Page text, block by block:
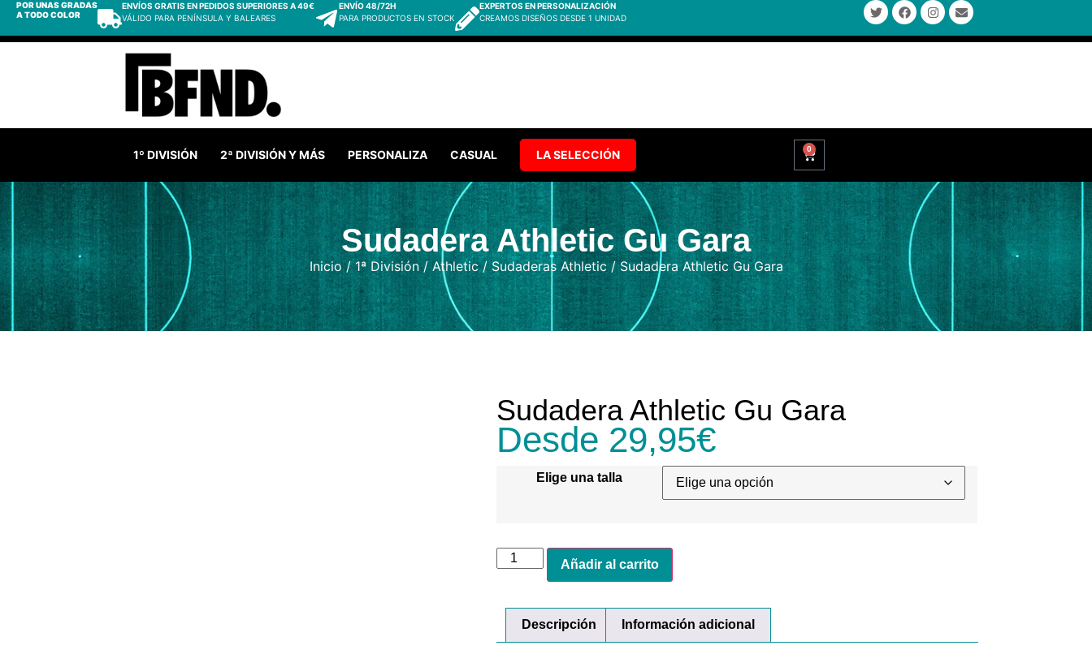
POR UNAS GRADAS
A TODO COLOR
ENVÍOS GRATIS EN PEDIDOS SUPERIORES A 49€
VÁLIDO PARA PENÍNSULA Y BALEARES
ENVÍO 48/72H
PARA PRODUCTOS EN STOCK
EXPERTOS EN PERSONALIZACIÓN
CREAMOS DISEÑOS DESDE 1 UNIDAD
1º DIVISIÓN 2ª DIVISIÓN Y MÁS PERSONALIZA CASUAL LA SELECCIÓN 0
Sudadera Athletic Gu Gara
Inicio/1ª División/Athletic/Sudaderas Athletic/ Sudadera Athletic Gu Gara
Sudadera Athletic Gu Gara
Desde 29,95€
Elige una talla
Añadir al carrito
Descripción Información adicional